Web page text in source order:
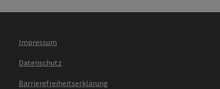
Impressum
Datenschutz
Barrierefreiheitserklärung